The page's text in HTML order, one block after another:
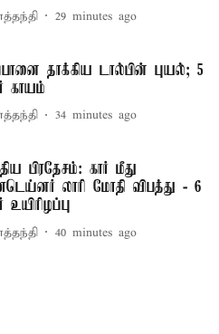
29 minutes ago
தாக்கிய டால்பின் புயல்; 5
காயம்
34 minutes ago
பிரதேசம்: கார் மீது
லாரி மோதி விபத்து - 6
உயிரிழப்பு
40 minutes ago